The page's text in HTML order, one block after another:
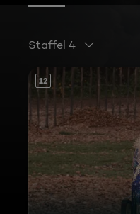
Staffel 4
12